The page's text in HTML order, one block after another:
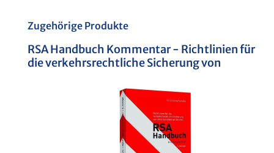
Produktgalerie überspringen
Zugehörige Produkte
RSA Handbuch Kommentar - Richtlinien für
die verkehrsrechtliche Sicherung von